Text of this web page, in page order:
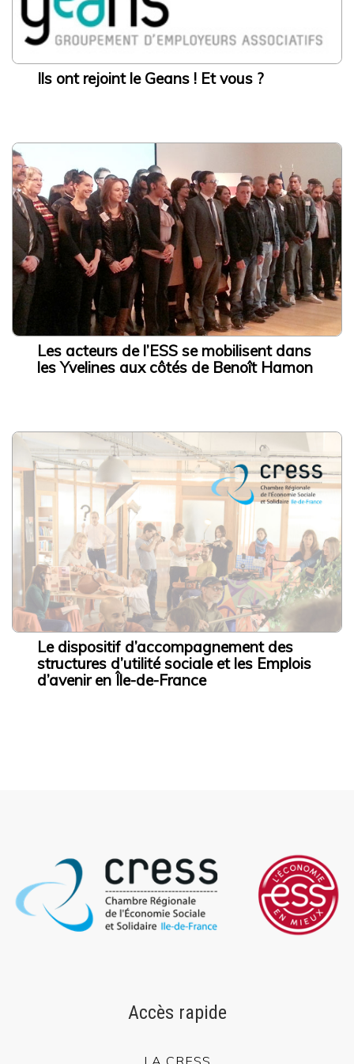
Ils ont rejoint le Geans ! Et vous ?
Les acteurs de l’ESS se mobilisent dans
les Yvelines aux côtés de Benoît Hamon
Le dispositif d’accompagnement des
structures d’utilité sociale et les Emplois
d’avenir en Île-de-France
Accès rapide
Accès rapide
L’ESS actrice de la Transition Écologique et Énergétique
L’observatoire IDF
Dispositif local d’accompagnement
Presse
Divers
Actualités
Agenda
Nous contacter
Proposer un article à publier
Les ressources
3 rue de Vincennes,
93100 Montreuil
contact@cressidf.org